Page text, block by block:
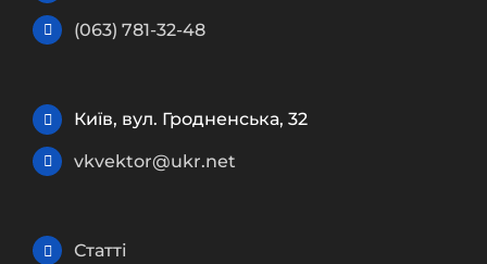
(063) 781-32-48
Київ, вул. Гродненська, 32
vkvektor@ukr.net
Статті